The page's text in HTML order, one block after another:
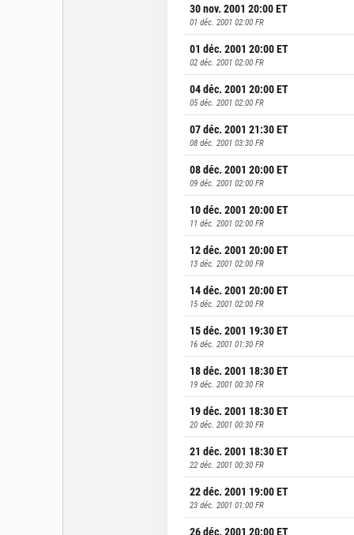
30 nov. 2001 20:00ET
01 déc. 2001 02:00 FR
01 déc. 2001 20:00ET
02 déc. 2001 02:00 FR
04 déc. 2001 20:00ET
05 déc. 2001 02:00 FR
07 déc. 2001 21:30ET
08 déc. 2001 03:30 FR
08 déc. 2001 20:00ET
09 déc. 2001 02:00 FR
10 déc. 2001 20:00ET
11 déc. 2001 02:00 FR
12 déc. 2001 20:00ET
13 déc. 2001 02:00 FR
14 déc. 2001 20:00ET
15 déc. 2001 02:00 FR
15 déc. 2001 19:30ET
16 déc. 2001 01:30 FR
18 déc. 2001 18:30ET
19 déc. 2001 00:30 FR
19 déc. 2001 18:30ET
20 déc. 2001 00:30 FR
21 déc. 2001 18:30ET
22 déc. 2001 00:30 FR
22 déc. 2001 19:00ET
23 déc. 2001 01:00 FR
26 déc. 2001 20:00ET